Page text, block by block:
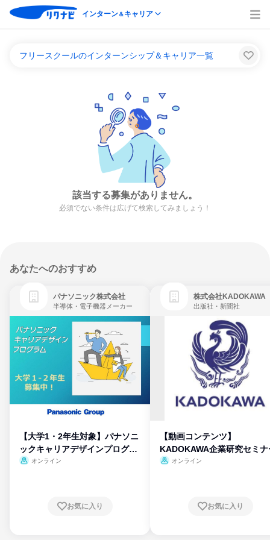
インターン＆キャリア
フリースクールのインターンシップ＆キャリア一覧
該当する募集がありません。
必須でない条件は広げて検索してみましょう！
あなたへのおすすめ
パナソニック株式会社
半導体・電子機器メーカー
【大学1・2年生対象】パナソニ
ックキャリアデザインプログラ
ム
オンライン
お気に入り
株式会社KADOKAWA
出版社・新聞社
【動画コンテンツ】
KADOKAWA企業研究セミナ
オンライン
お気に入り